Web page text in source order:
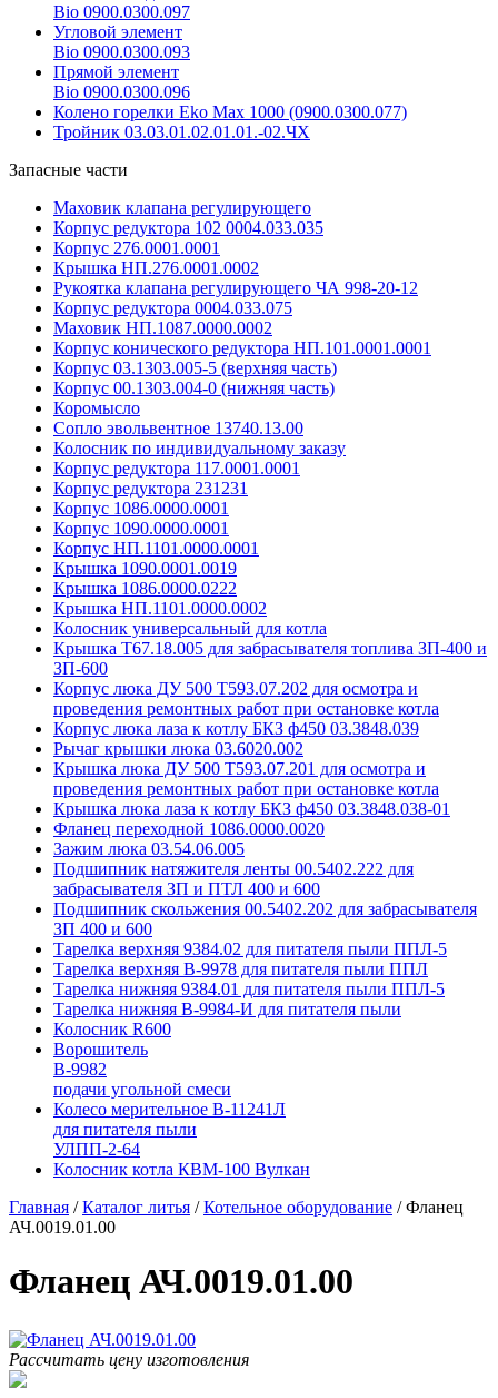
Bio 0900.0300.097
Угловой элемент
Bio 0900.0300.093
Прямой элемент
Bio 0900.0300.096
Колено горелки Eko Max 1000 (0900.0300.077)
Тройник 03.03.01.02.01.01.-02.ЧХ
Запасные части
Маховик клапана регулирующего
Корпус редуктора 102 0004.033.035
Корпус 276.0001.0001
Крышка НП.276.0001.0002
Рукоятка клапана регулирующего ЧА 998-20-12
Корпус редуктора 0004.033.075
Маховик НП.1087.0000.0002
Корпус конического редуктора НП.101.0001.0001
Корпус 03.1303.005-5 (верхняя часть)
Корпус 00.1303.004-0 (нижняя часть)
Коромысло
Сопло эвольвентное 13740.13.00
Колосник по индивидуальному заказу
Корпус редуктора 117.0001.0001
Корпус редуктора 231231
Корпус 1086.0000.0001
Корпус 1090.0000.0001
Корпус НП.1101.0000.0001
Крышка 1090.0001.0019
Крышка 1086.0000.0222
Крышка НП.1101.0000.0002
Колосник универсальный для котла
Крышка Т67.18.005 для забрасывателя топлива ЗП-400 и
ЗП-600
Корпус люка ДУ 500 Т593.07.202 для осмотра и
проведения ремонтных работ при остановке котла
Корпус люка лаза к котлу БКЗ ф450 03.3848.039
Рычаг крышки люка 03.6020.002
Крышка люка ДУ 500 Т593.07.201 для осмотра и
проведения ремонтных работ при остановке котла
Крышка люка лаза к котлу БКЗ ф450 03.3848.038-01
Фланец переходной 1086.0000.0020
Зажим люка 03.54.06.005
Подшипник натяжителя ленты 00.5402.222 для
забрасывателя ЗП и ПТЛ 400 и 600
Подшипник скольжения 00.5402.202 для забрасывателя
ЗП 400 и 600
Тарелка верхняя 9384.02 для питателя пыли ППЛ-5
Тарелка верхняя В-9978 для питателя пыли ППЛ
Тарелка нижняя 9384.01 для питателя пыли ППЛ-5
Тарелка нижняя В-9984-И для питателя пыли
Колосник R600
Ворошитель
В-9982
подачи угольной смеси
Колесо мерительное В-11241Л
для питателя пыли
УЛПП-2-64
Колосник котла КВМ-100 Вулкан
Главная /Каталог литья /Котельное оборудование /Фланец
АЧ.0019.01.00
Фланец АЧ.0019.01.00
Рассчитать цену изготовления